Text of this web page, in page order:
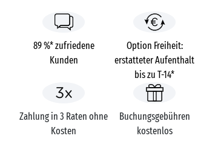
89 %* zufriedene
Kunden
Option Freiheit:
erstatteter Aufenthalt
bis zu T-14*
Zahlung in 3 Raten ohne
Kosten
Buchungsgebühren
kostenlos